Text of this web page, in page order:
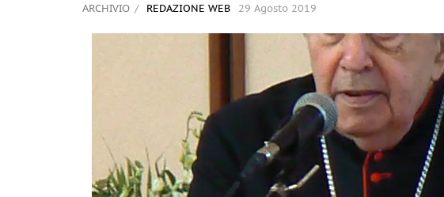
ARCHIVIO REDAZIONE WEB 29 Agosto 2019